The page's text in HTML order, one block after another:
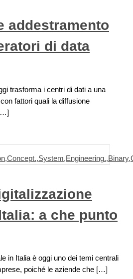
addestramento
di data
trasforma i centri di dati a una
fattori quali la diffusione
a che punto
in Italia è oggi uno dei temi centrali
poiché le aziende che […]